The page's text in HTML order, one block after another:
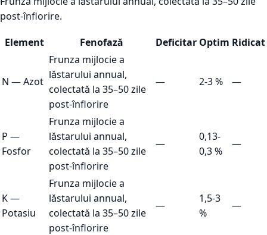
post-înflorire.
Element
Fenofază Deficitar Optim Ridicat
N —Azot
Frunza mijlocie a
lăstarului annual,
colectată la 35–50 zile
post-înflorire
— 2-3 % —
P —
Fosfor
Frunza mijlocie a
lăstarului annual,
colectată la 35–50 zile
post-înflorire
—
0,13-
0,3 %
—
K—
Potasiu
Frunza mijlocie a
lăstarului annual,
colectată la 35–50 zile
post-înflorire
—
1,5-3
%
—